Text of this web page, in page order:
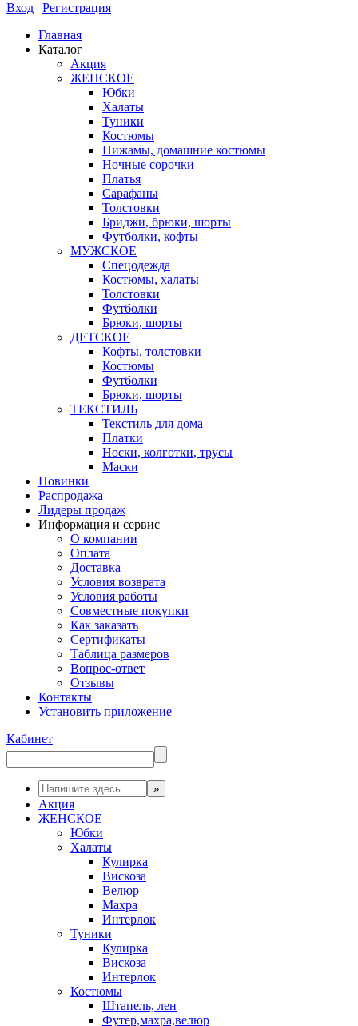
Вход | Регистрация
Главная
Каталог
Акция
ЖЕНСКОЕ
Юбки
Халаты
Туники
Костюмы
Пижамы, домашние костюмы
Ночные сорочки
Платья
Сарафаны
Толстовки
Бриджи, брюки, шорты
Футболки, кофты
МУЖСКОЕ
Спецодежда
Костюмы, халаты
Толстовки
Футболки
Брюки, шорты
ДЕТСКОЕ
Кофты, толстовки
Костюмы
Футболки
Брюки, шорты
ТЕКСТИЛЬ
Текстиль для дома
Платки
Носки, колготки, трусы
Маски
Новинки
Распродажа
Лидеры продаж
Информация и сервис
О компании
Оплата
Доставка
Условия возврата
Условия работы
Совместные покупки
Как заказать
Сертификаты
Таблица размеров
Вопрос-ответ
Отзывы
Контакты
Установить приложение
Кабинет
Акция
ЖЕНСКОЕ
Юбки
Халаты
Кулирка
Вискоза
Велюр
Махра
Интерлок
Туники
Кулирка
Вискоза
Интерлок
Костюмы
Штапель, лен
Футер,махра,велюр